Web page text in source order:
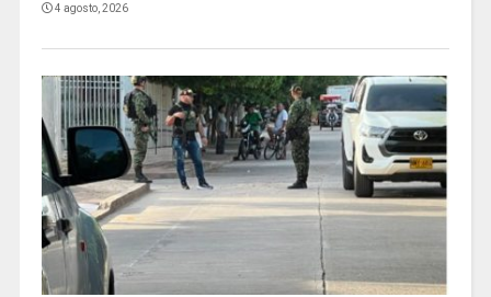
4 agosto, 2026